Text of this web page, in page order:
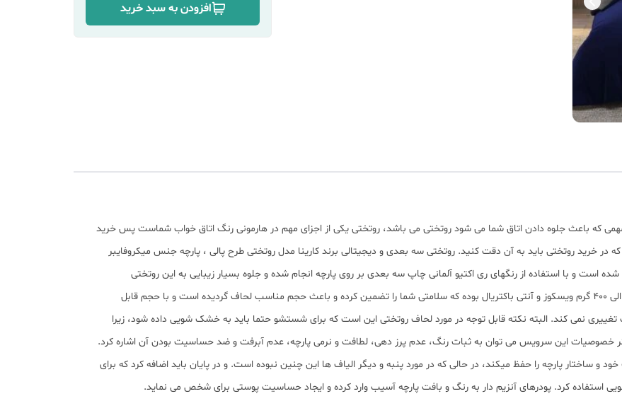
افزودن به سبد خرید
که باعث جلوه دادن اتاق شما می شود روتختی می باشد، روتختی یکی از اجزای مهم در هارمونی رنگ اتاق خواب شماست پس خرید
در خرید روتختی باید به آن دقت کنید. روتختی سه بعدی و دیجیتالی برند کارینا مدل روتختی طرح پالی ، پارچه جنس میکروفایبر
و با استفاده از رنگهای ری اکتیو آلمانی چاپ سه بعدی بر روی پارچه انجام شده و جلوه بسیار زیبایی به این روتختی
بخشیده است. الیاف به کار رفته در تولید لحاف کارینا ۳۵۰ الی ۴۰۰ گرم ویسکوز و آنتی باکتریال بوده که سلامتی شما را تضمین کرده و باعث حجم مناسب لحاف گردیده است و با حجم قابل
نمی کند. البته نکته قابل توجه در مورد لحاف روتختی این است که برای شستشو حتما باید به خشک شویی داده شود، زیرا
ﺧﺼﻮﺻﯿﺎت این سرویس می توان به ﺛﺒﺎت رﻧﮓ، ﻋﺪم ﭘﺮز دﻫﯽ، ﻟﻄﺎﻓﺖ و ﻧﺮﻣﯽ پارچه، عدم آﺑﺮﻓﺖ و ضد حساسیت بودن آن اشاره کرد.
ساختار پارچه را حفظ میکند، در حالی که در مورد پنبه و دیگر الیاف ها این چنین نبوده است. و در پایان باید اضافه کرد که برای
استفاده کرد. پودرهای آنزیم دار به رنگ و بافت پارچه آسیب وارد کرده و ایجاد حساسیت پوستی برای شخص می نماید.